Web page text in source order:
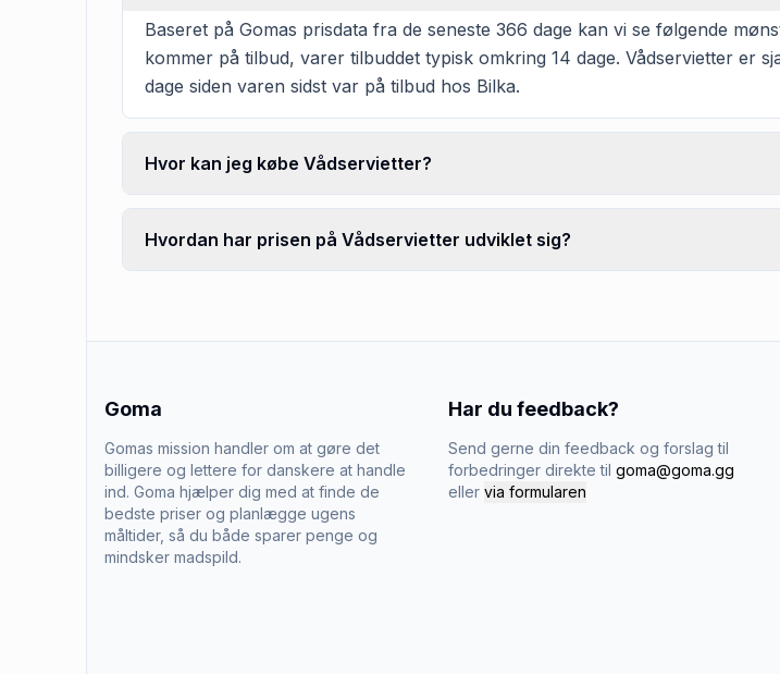
Baseret på Gomas prisdata fra de seneste 366 dage kan vi se følgende
kommer på tilbud, varer tilbuddet typisk omkring 14 dage. Vådservietter
dage siden varen sidst var på tilbud hos Bilka.
Hvor kan jeg købe Vådservietter?
Hvordan har prisen på Vådservietter udviklet sig?
Goma
Gomas mission handler om at gøre det
billigere og lettere for danskere at handle
ind. Goma hjælper dig med at finde de
bedste priser og planlægge ugens
måltider, så du både sparer penge og
mindsker madspild.
Har du feedback?
Send gerne din feedback og forslag til
forbedringer direkte til goma@goma.gg
eller via formularen